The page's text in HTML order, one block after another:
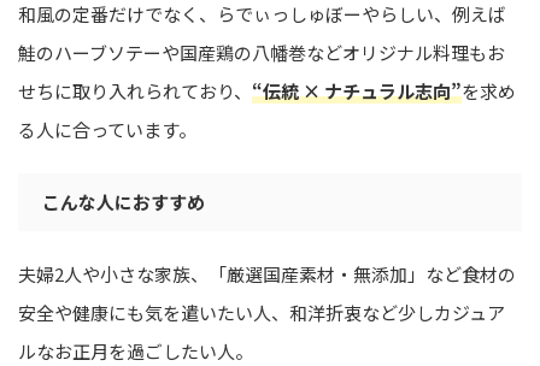
和風の定番だけでなく、らでぃっしゅぼーやらしい、例えば
鮭のハーブソテーや国産鶏の八幡巻などオリジナル料理もお
せちに取り入れられており、 “伝統 × ナチュラル志向”を求め
る人に合っています。
こんな人におすすめ
夫婦2人や小さな家族、「厳選国産素材・無添加」など食材の
安全や健康にも気を遣いたい人、和洋折衷など少しカジュア
ルなお正月を過ごしたい人。